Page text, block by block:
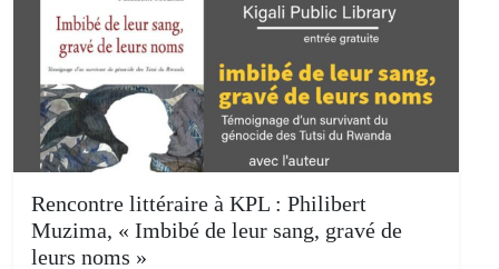
Rencontre littéraire à KPL : Philibert
Muzima, « Imbibé de leur sang, gravé de
leurs noms »